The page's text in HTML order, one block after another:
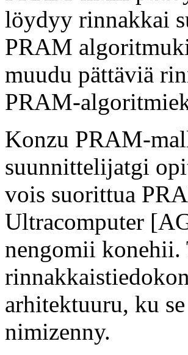
löydyy rinnakkai
PRAM
muudu pättäviä
PRAM-
Konzu PRAM-
suunnittelijatgi
vois suorittua
Ultracomputer
nengomii
arhitektuuru, ku
nimizenny.